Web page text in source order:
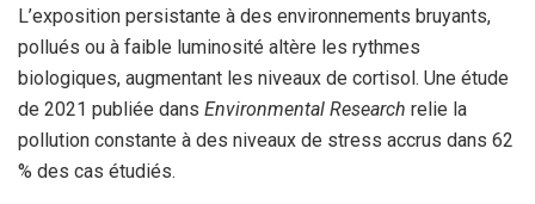
L’exposition persistante à des environnements bruyants,
pollués ou à faible luminosité altère les rythmes
biologiques, augmentant les niveaux de cortisol. Une étude
de 2021 publiée dans Environmental Research relie la
pollution constante à des niveaux de stress accrus dans 62
% des cas étudiés.